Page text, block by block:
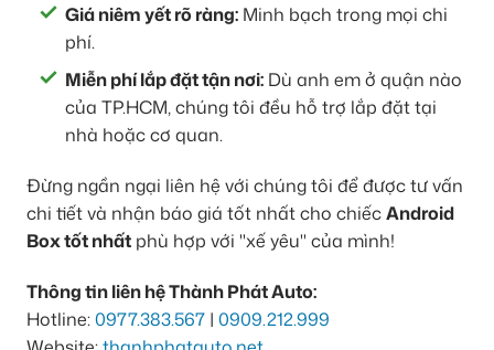
Giá niêm yết rõ ràng: Minh bạch trong mọi chi
phí.
Miễn phí lắp đặt tận nơi: Dù anh em ở quận nào
của TP.HCM, chúng tôi đều hỗ trợ lắp đặt tại
nhà hoặc cơ quan.
Đừng ngần ngại liên hệ với chúng tôi để được tư vấn
chi tiết và nhận báo giá tốt nhất cho chiếcAndroid
Box tốt nhất phù hợp với "xế yêu" của mình!
Thông tin liên hệ Thành Phát Auto:
Hotline:0977.383.567 | 0909.212.999